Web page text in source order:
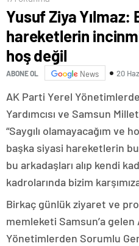
Yusuf Ziya Yılmaz:
hareketlerin
hoş değil
ABONE OL News 20
AK Parti Yerel
Yardımcısı ve Samsun
“Saygılı olamayacağım ve
başka siyasi hareketlerin
bu arkadaşları alıp kendi
kadrolarında bizim
Birkaç günlük ziyaret ve
memleketi Samsun’a gelen
Yönetimlerden Sorumlu